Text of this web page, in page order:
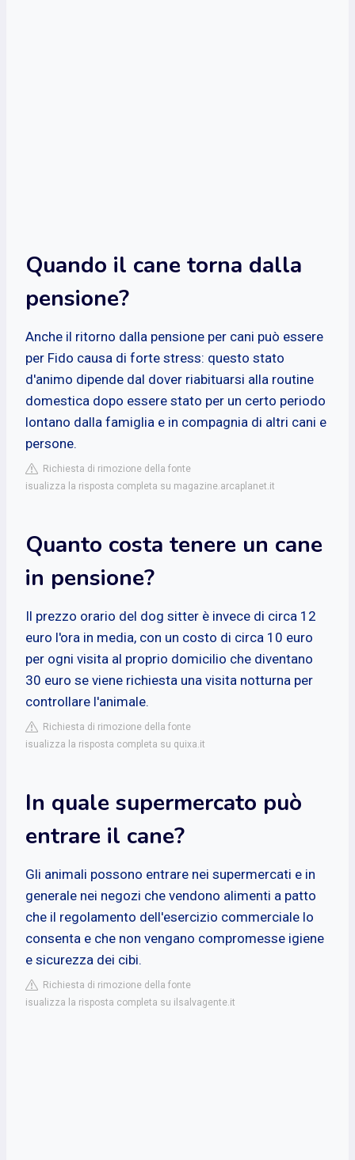
Quando il cane torna dalla
pensione?
Anche il ritorno dalla pensione per cani può essere
per Fido causa di forte stress: questo stato
d'animo dipende dal dover riabituarsi alla routine
domestica dopo essere stato per un certo periodo
lontano dalla famiglia e in compagnia di altri cani e
persone.
Richiesta di rimozione della fonte
isualizza la risposta completa su magazine.arcaplanet.it
Quanto costa tenere un cane
in pensione?
Il prezzo orario del dog sitter è invece di circa 12
euro l'ora in media, con un costo di circa 10 euro
per ogni visita al proprio domicilio che diventano
30 euro se viene richiesta una visita notturna per
controllare l'animale.
Richiesta di rimozione della fonte
isualizza la risposta completa su quixa.it
In quale supermercato può
entrare il cane?
Gli animali possono entrare nei supermercati e in
generale nei negozi che vendono alimenti a patto
che il regolamento dell'esercizio commerciale lo
consenta e che non vengano compromesse igiene
e sicurezza dei cibi.
Richiesta di rimozione della fonte
isualizza la risposta completa su ilsalvagente.it